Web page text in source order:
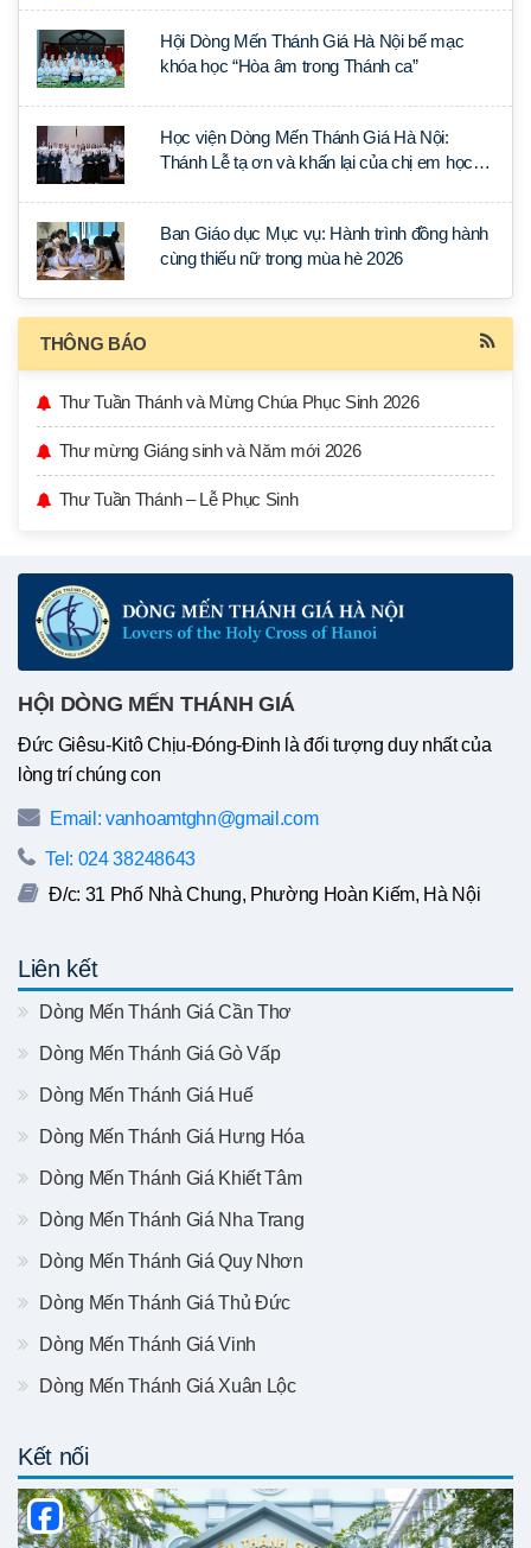
Hội Dòng Mến Thánh Giá Hà Nội bế mạc
khóa học “Hòa âm trong Thánh ca”
Học viện Dòng Mến Thánh Giá Hà Nội:
Thánh Lễ tạ ơn và khấn lại của chị em học
Ban Giáo dục Mục vụ: Hành trình đồng hành
cùng thiếu nữ trong mùa hè 2026
THÔNG BÁO
Thư Tuần Thánh và Mừng Chúa Phục Sinh 2026
Thư mừng Giáng sinh và Năm mới 2026
Thư Tuần Thánh – Lễ Phục Sinh
HỘI DÒNG MẾN THÁNH GIÁ
Đức Giêsu-Kitô Chịu-Đóng-Đinh là đối tượng duy nhất của
lòng trí chúng con
Email: vanhoamtghn@gmail.com
Tel: 024 38248643
Đ/c: 31 Phố Nhà Chung, Phường Hoàn Kiếm, Hà Nội
Liên kết
Dòng Mến Thánh Giá Cần Thơ
Dòng Mến Thánh Giá Gò Vấp
Dòng Mến Thánh Giá Huế
Dòng Mến Thánh Giá Hưng Hóa
Dòng Mến Thánh Giá Khiết Tâm
Dòng Mến Thánh Giá Nha Trang
Dòng Mến Thánh Giá Quy Nhơn
Dòng Mến Thánh Giá Thủ Đức
Dòng Mến Thánh Giá Vinh
Dòng Mến Thánh Giá Xuân Lộc
Kết nối